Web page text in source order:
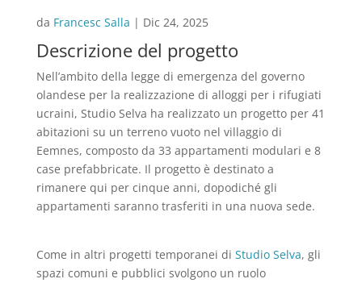
da Francesc Salla | Dic 24, 2025
Descrizione del progetto
Nell’ambito della legge di emergenza del governo
olandese per la realizzazione di alloggi per i rifugiati
ucraini, Studio Selva ha realizzato un progetto per 41
abitazioni su un terreno vuoto nel villaggio di
Eemnes, composto da 33 appartamenti modulari e 8
case prefabbricate. Il progetto è destinato a
rimanere qui per cinque anni, dopodiché gli
appartamenti saranno trasferiti in una nuova sede.
Come in altri progetti temporanei di Studio Selva, gli
spazi comuni e pubblici svolgono un ruolo